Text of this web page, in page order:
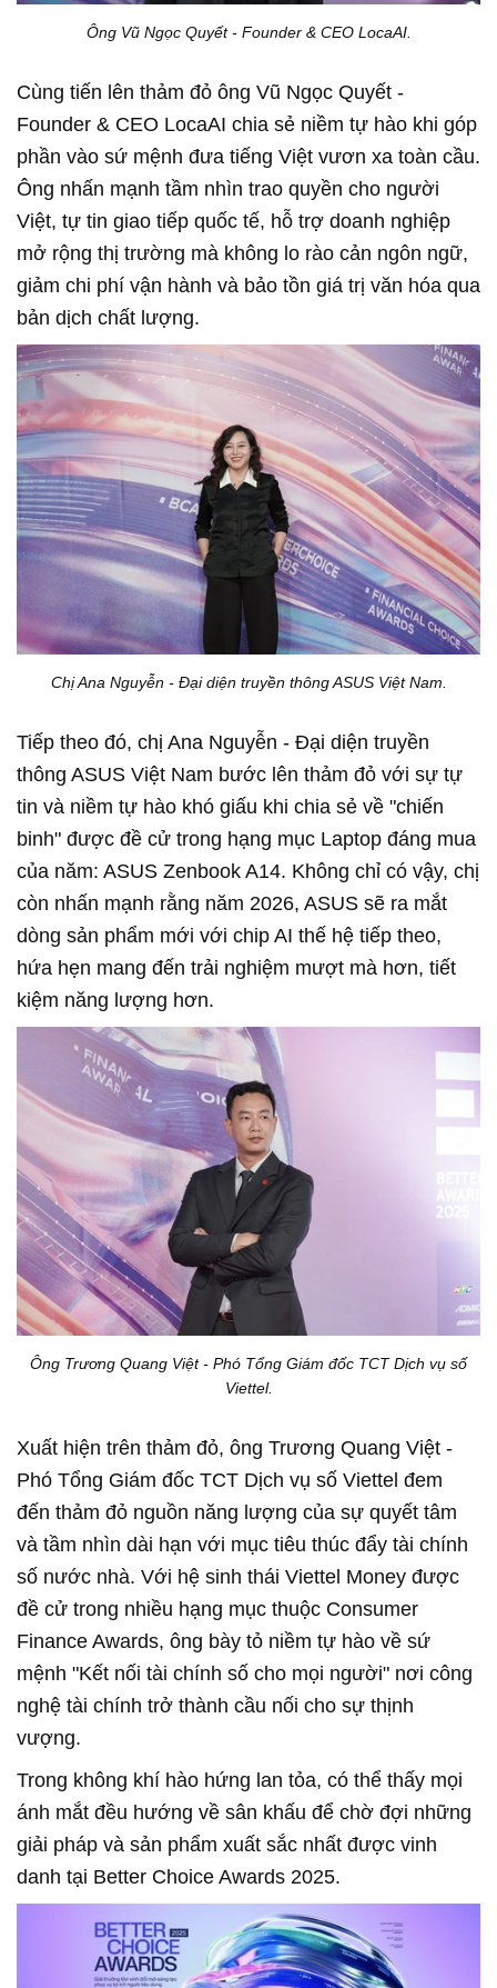
Ông Vũ Ngọc Quyết - Founder & CEO LocaAI.
Cùng tiến lên thảm đỏ ông Vũ Ngọc Quyết -
Founder & CEO LocaAI chia sẻ niềm tự hào khi góp
phần vào sứ mệnh đưa tiếng Việt vươn xa toàn cầu.
Ông nhấn mạnh tầm nhìn trao quyền cho người
Việt, tự tin giao tiếp quốc tế, hỗ trợ doanh nghiệp
mở rộng thị trường mà không lo rào cản ngôn ngữ,
giảm chi phí vận hành và bảo tồn giá trị văn hóa qua
bản dịch chất lượng.
Chị Ana Nguyễn - Đại diện truyền thông ASUS Việt Nam.
Tiếp theo đó, chị Ana Nguyễn - Đại diện truyền
thông ASUS Việt Nam bước lên thảm đỏ với sự tự
tin và niềm tự hào khó giấu khi chia sẻ về "chiến
binh" được đề cử trong hạng mục Laptop đáng mua
của năm: ASUS Zenbook A14. Không chỉ có vậy, chị
còn nhấn mạnh rằng năm 2026, ASUS sẽ ra mắt
dòng sản phẩm mới với chip AI thế hệ tiếp theo,
hứa hẹn mang đến trải nghiệm mượt mà hơn, tiết
kiệm năng lượng hơn.
Ông Trương Quang Việt - Phó Tổng Giám đốc TCT Dịch vụ số
Viettel.
Xuất hiện trên thảm đỏ, ông Trương Quang Việt -
Phó Tổng Giám đốc TCT Dịch vụ số Viettel đem
đến thảm đỏ nguồn năng lượng của sự quyết tâm
và tầm nhìn dài hạn với mục tiêu thúc đẩy tài chính
số nước nhà. Với hệ sinh thái Viettel Money được
đề cử trong nhiều hạng mục thuộc Consumer
Finance Awards, ông bày tỏ niềm tự hào về sứ
mệnh "Kết nối tài chính số cho mọi người" nơi công
nghệ tài chính trở thành cầu nối cho sự thịnh
vượng.
Trong không khí hào hứng lan tỏa, có thể thấy mọi
ánh mắt đều hướng về sân khấu để chờ đợi những
giải pháp và sản phẩm xuất sắc nhất được vinh
danh tại Better Choice Awards 2025.